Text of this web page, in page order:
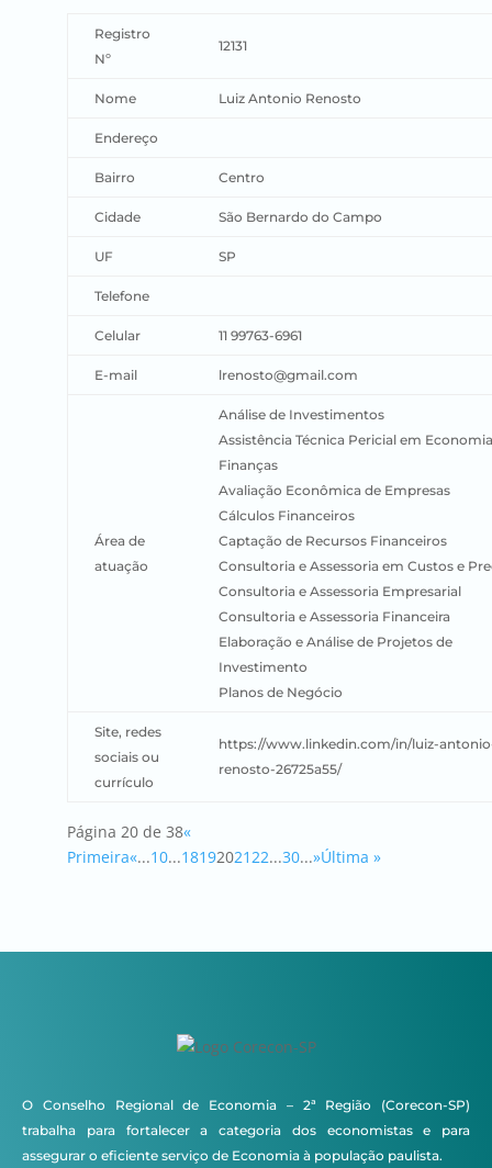
Registro
Nº
12131
Nome Luiz Antonio Renosto
Endereço
Bairro Centro
Cidade São Bernardo do Campo
UF SP
Telefone
Celular 11 99763-6961
E-mail lrenosto@gmail.com
Área de
atuação
Análise de Investimentos
Assistência Técnica Pericial em
Finanças
Avaliação Econômica de Empresas
Cálculos Financeiros
Captação de Recursos Financeiros
Consultoria e Assessoria em Custos e
Consultoria e Assessoria Empresarial
Consultoria e Assessoria Financeira
Elaboração e Análise de Projetos de
Investimento
Planos de Negócio
Site, redes
sociais ou
currículo
https://www.linkedin.com/in/luiz-
renosto-26725a55/
Página 20 de 38«
Primeira«...10...1819202122...30...»Última »
O Conselho Regional de Economia – 2ª Região (Corecon-SP)
trabalha para fortalecer a categoria dos economistas e para
assegurar o eficiente serviço de Economia à população paulista.